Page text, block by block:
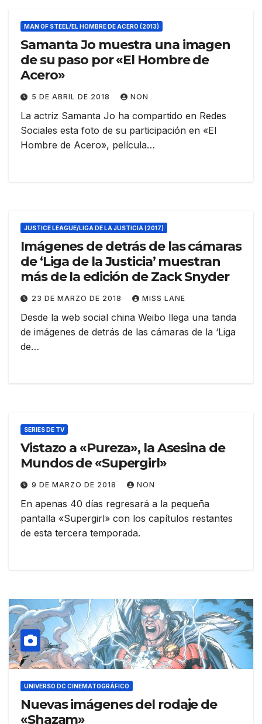
MAN OF STEEL/EL HOMBRE DE ACERO (2013)
Samanta Jo muestra una imagen
de su paso por «El Hombre de
Acero»
5 DE ABRIL DE 2018 NON
La actriz Samanta Jo ha compartido en Redes
Sociales esta foto de su participación en «El
Hombre de Acero», película…
JUSTICE LEAGUE/LIGA DE LA JUSTICIA (2017)
Imágenes de detrás de las cámaras
de ‘Liga de la Justicia’ muestran
más de la edición de Zack Snyder
23 DE MARZO DE 2018 MISS LANE
Desde la web social china Weibo llega una tanda
de imágenes de detrás de las cámaras de la ‘Liga
de…
SERIES DE TV
Vistazo a «Pureza», la Asesina de
Mundos de «Supergirl»
9 DE MARZO DE 2018 NON
En apenas 40 días regresará a la pequeña
pantalla «Supergirl» con los capítulos restantes
de esta tercera temporada.
UNIVERSO DC CINEMATOGRÁFICO
Nuevas imágenes del rodaje de
«Shazam»